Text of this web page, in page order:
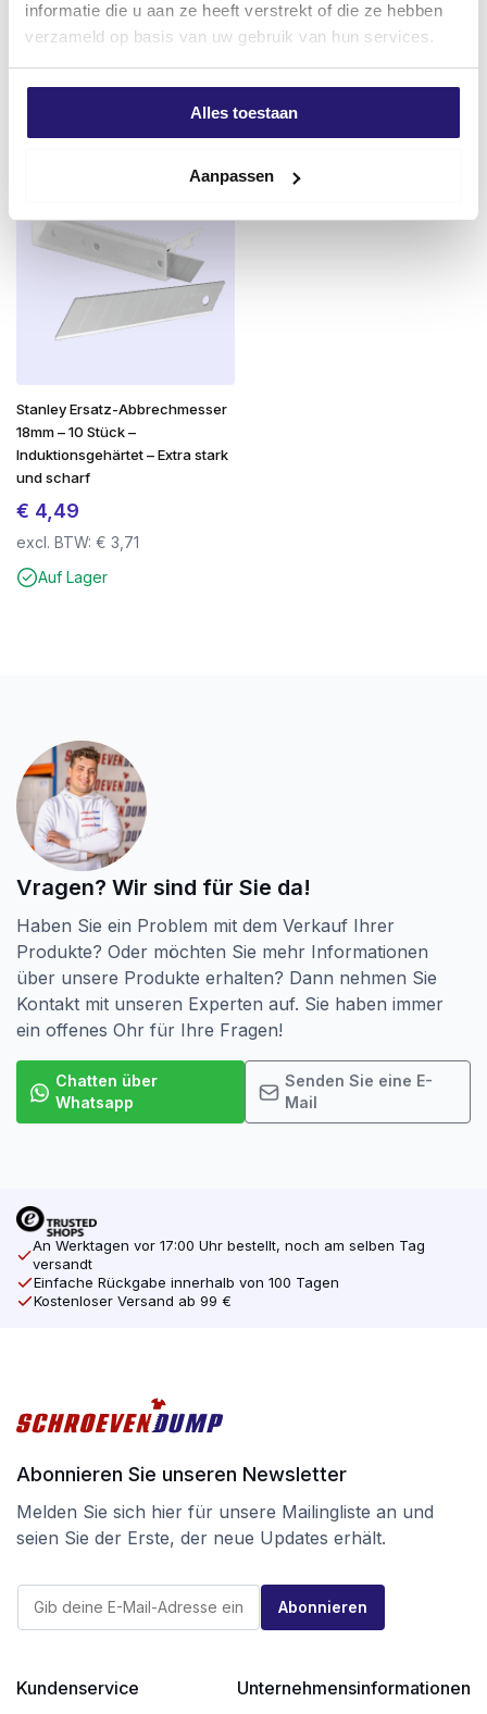
informatie die u aan ze heeft verstrekt of die ze hebben
verzameld op basis van uw gebruik van hun services.
Alles toestaan
Aanpassen
50mm
€4,59
€6,87
Auf Lager
Stanley Ersatz-Abbrechmesser
18mm – 10 Stück –
Induktionsgehärtet – Extra stark
und scharf
€ 4,49
excl. BTW: € 3,71
Auf Lager
Vragen? Wir sind für Sie da!
Haben Sie ein Problem mit dem Verkauf Ihrer
Produkte? Oder möchten Sie mehr Informationen
über unsere Produkte erhalten? Dann nehmen Sie
Kontakt mit unseren Experten auf. Sie haben immer
ein offenes Ohr für Ihre Fragen!
Chatten über
Whatsapp
Senden Sie eine E-
Mail
An Werktagen vor 17:00 Uhr bestellt, noch am selben Tag
versandt
Einfache Rückgabe innerhalb von 100 Tagen
Kostenloser Versand ab 99 €
Abonnieren Sie unseren Newsletter
Melden Sie sich hier für unsere Mailingliste an und
seien Sie der Erste, der neue Updates erhält.
a
E
E
M
l
Abonnieren
Kundenservice Unternehmensinformationen